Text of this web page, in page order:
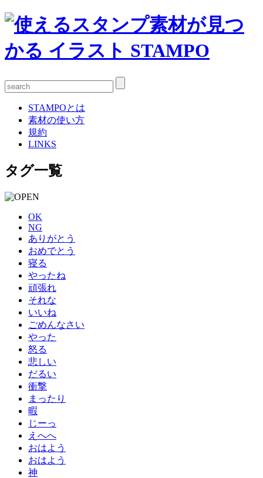
STAMPOとは
素材の使い方
規約
LINKS
タグ一覧
OK
NG
ありがとう
おめでとう
寝る
やったね
頑張れ
それな
いいね
ごめんなさい
やった
怒る
悲しい
だるい
衝撃
まったり
暇
じーっ
えへへ
おはよう
おはよう
神